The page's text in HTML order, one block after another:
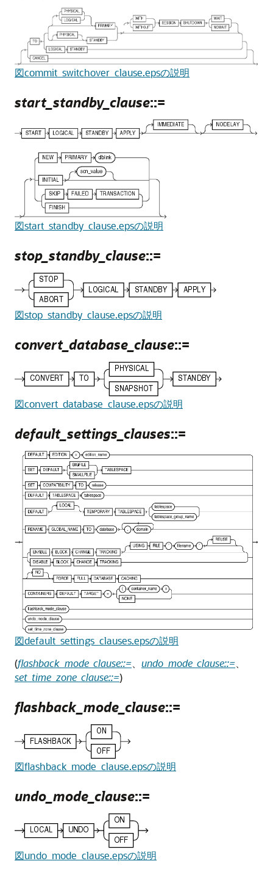
図commit_switchover_clause.epsの説明
start_standby_clause::=
図start_standby_clause.epsの説明
stop_standby_clause::=
図stop_standby_clause.epsの説明
convert_database_clause::=
図convert_database_clause.epsの説明
default_settings_clauses::=
図default_settings_clauses.epsの説明
(flashback_mode_clause::= undo_mode_clause::=
set_time_zone_clause::=)
flashback_mode_clause::=
図flashback_mode_clause.epsの説明
undo_mode_clause::=
図undo_mode_clause.epsの説明